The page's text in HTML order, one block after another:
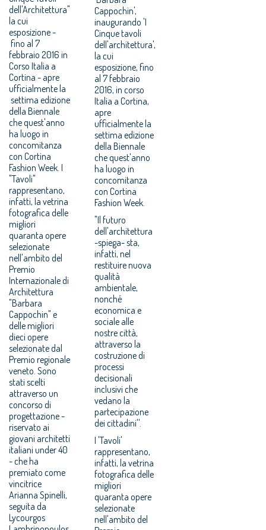
dell'Architettura"
la cui
esposizione -
fino al 7
febbraio 2016 in
Corso Italia a
Cortina - apre
ufficialmente la
settima edizione
della Biennale
che quest'anno
ha luogo in
concomitanza
con Cortina
Fashion Week. I
"Tavoli"
rappresentano,
infatti, la vetrina
fotografica delle
migliori
quaranta opere
selezionate
nell'ambito del
Premio
Internazionale di
Architettura
"Barbara
Cappochin" e
delle migliori
dieci opere
selezionate dal
Premio regionale
veneto. Sono
stati scelti
attraverso un
concorso di
progettazione -
riservato ai
giovani architetti
italiani under 40
- che ha
premiato come
vincitrice
Arianna Spinelli,
seguita da
Lycourgos
Cappochin',
inaugurando 'I
Cinque tavoli
dell'architettura',
la cui
esposizione, fino
al 7 febbraio
2016, in corso
Italia a Cortina,
apre
ufficialmente la
settima edizione
della Biennale
che quest'anno
ha luogo in
concomitanza
con Cortina
Fashion Week.
"Il futuro
dell'architettura
-spiega- sta,
infatti, nel
restituire nuova
qualità
ambientale,
nonché
economica e
sociale alle
nostre città,
attraverso la
costruzione di
processi
decisionali
inclusivi che
vedano la
partecipazione
dei cittadini''.
I 'Tavoli'
rappresentano,
infatti, la vetrina
fotografica delle
migliori
quaranta opere
selezionate
nell'ambito del